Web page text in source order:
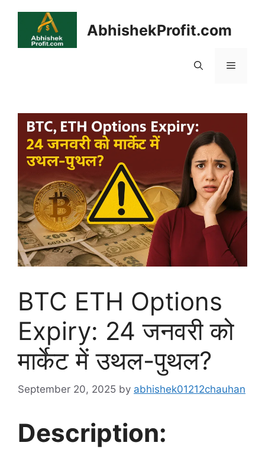
content
AbhishekProfit.com
Menu
BTC ETH Options
Expiry: 24 जनवरी को
मार्केट में उथल-पुथल?
September 20, 2025 by abhishek01212chauhan
Description: